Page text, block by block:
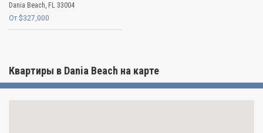
Dania Beach, FL 33004
От $327,000
Квартиры в Dania Beach на карте